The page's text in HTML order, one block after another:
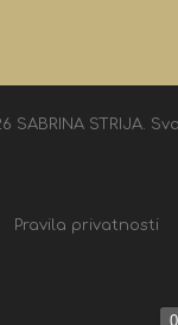
SABRINA STRIJA.
Pravila privatnosti
0